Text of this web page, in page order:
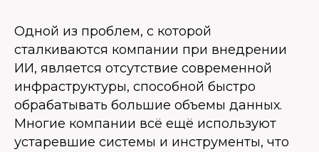
Одной из проблем, с которой
сталкиваются компании при внедрении
ИИ, является отсутствие современной
инфраструктуры, способной быстро
обрабатывать большие объемы данных.
Многие компании всё ещё используют
устаревшие системы и инструменты, что